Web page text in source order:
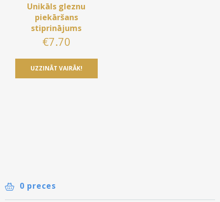
Unikāls gleznu
piekāršans
stiprinājums
€7.70
UZZINĀT VAIRĀK!
0 preces